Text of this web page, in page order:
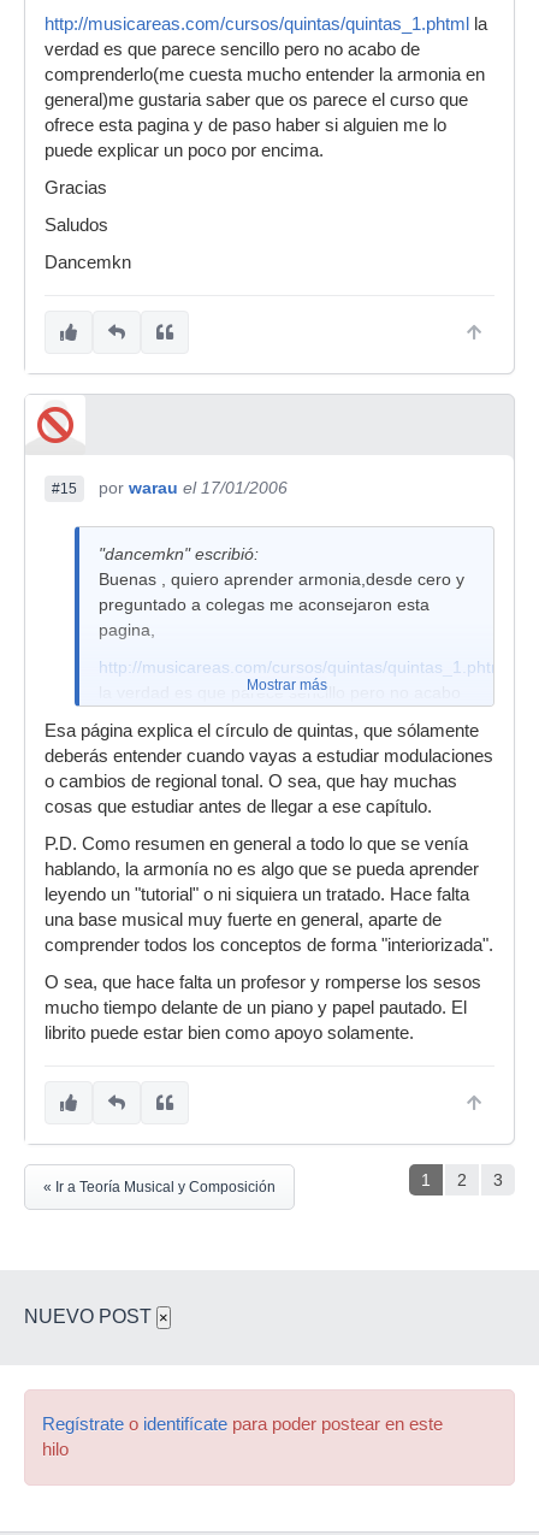
http://musicareas.com/cursos/quintas/quintas_1.phtml
la
verdad es que parece sencillo pero no acabo de
comprenderlo(me cuesta mucho entender la armonia en
general)me gustaria saber que os parece el curso que
ofrece esta pagina y de paso haber si alguien me lo
puede explicar un poco por encima.
Gracias
Saludos
Dancemkn
#15 por warau el 17/01/2006
"dancemkn" escribió:
Buenas , quiero aprender armonia,desde cero y
preguntado a colegas me aconsejaron esta
pagina,
http://musicareas.com/cursos/quintas/quintas_1.phtml
la verdad es que parece sencillo pero no acabo
armonia en general)me gustaria saber que os
parece el curso que ofrece esta pagina y de
paso haber si alguien me lo puede explicar un
poco por encima.
Gracias
Saludos
Dancemkn
Mostrar más
Esa página explica el círculo de quintas, que sólamente
deberás entender cuando vayas a estudiar modulaciones
o cambios de regional tonal. O sea, que hay muchas
cosas que estudiar antes de llegar a ese capítulo.
P.D. Como resumen en general a todo lo que se venía
hablando, la armonía no es algo que se pueda aprender
leyendo un "tutorial" o ni siquiera un tratado. Hace falta
una base musical muy fuerte en general, aparte de
comprender todos los conceptos de forma "interiorizada".
O sea, que hace falta un profesor y romperse los sesos
mucho tiempo delante de un piano y papel pautado. El
librito puede estar bien como apoyo solamente.
1 2 3
« Ir a Teoría Musical y Composición
NUEVO POST ×
Regístrate o identifícate para poder postear en este
hilo